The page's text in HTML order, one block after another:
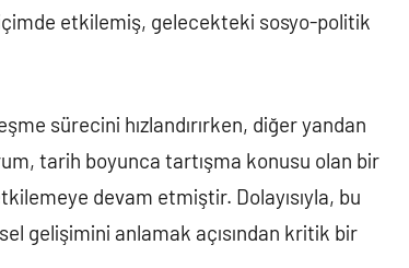
etkilemiş, gelecekteki sosyo-politik
sürecini hızlandırırken, diğer yandan
tarih boyunca tartışma konusu olan bir
devam etmiştir. Dolayısıyla, bu
gelişimini anlamak açısından kritik bir